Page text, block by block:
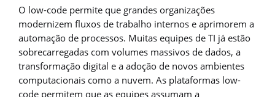
O low-code permite que grandes organizações
modernizem fluxos de trabalho internos e aprimorem a
automação de processos. Muitas equipes de TI já estão
sobrecarregadas com volumes massivos de dados, a
transformação digital e a adoção de novos ambientes
computacionais como a nuvem. As plataformas low-
code permitem que as equipes assumam a